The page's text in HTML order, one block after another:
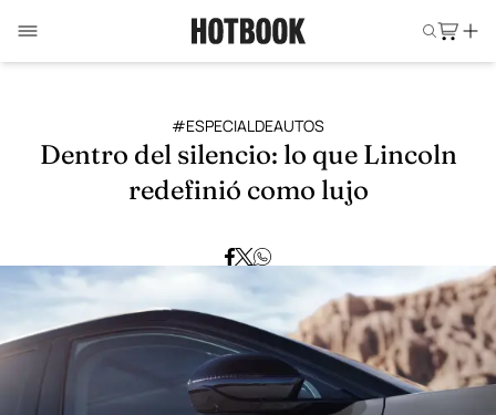
#ESPECIALDEAUTOS
Dentro del silencio: lo que Lincoln
redefinió como lujo